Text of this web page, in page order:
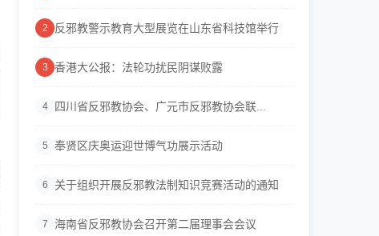
2 反邪教警示教育大型展览在山东省科技馆举行
3 香港大公报：法轮功扰民阴谋败露
4 四川省反邪教协会、广元市反邪教协会联...
5 奉贤区庆奥运迎世博气功展示活动
6 关于组织开展反邪教法制知识竞赛活动的通知
7 海南省反邪教协会召开第二届理事会会议